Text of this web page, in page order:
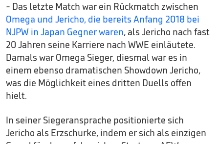
- Das letzte Match war ein Rückmatch zwischen
Omega und Jericho, die bereits Anfang 2018 bei
NJPW in Japan Gegner waren, als Jericho nach fast
20 Jahren seine Karriere nach WWE einläutete.
Damals war Omega Sieger, diesmal war es in
einem ebenso dramatischen Showdown Jericho,
was die Möglichkeit eines dritten Duells offen
hielt.
In seiner Siegeransprache positionierte sich
Jericho als Erzschurke, indem er sich als einzigen